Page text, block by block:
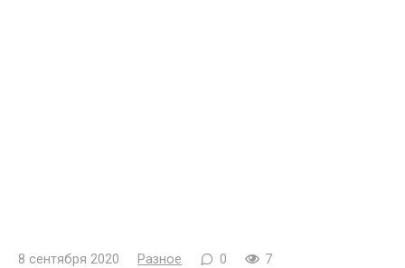
8 сентября 2020 Разное 0 7